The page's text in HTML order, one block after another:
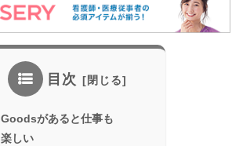
目次
Goodsがあると仕事も
楽しい